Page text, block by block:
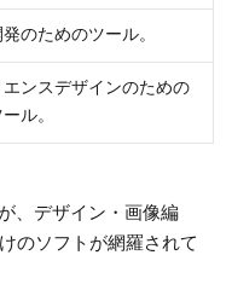
のためのツール。
ンスデザインのための
ル。
、デザイン・画像編
のソフトが網羅されて